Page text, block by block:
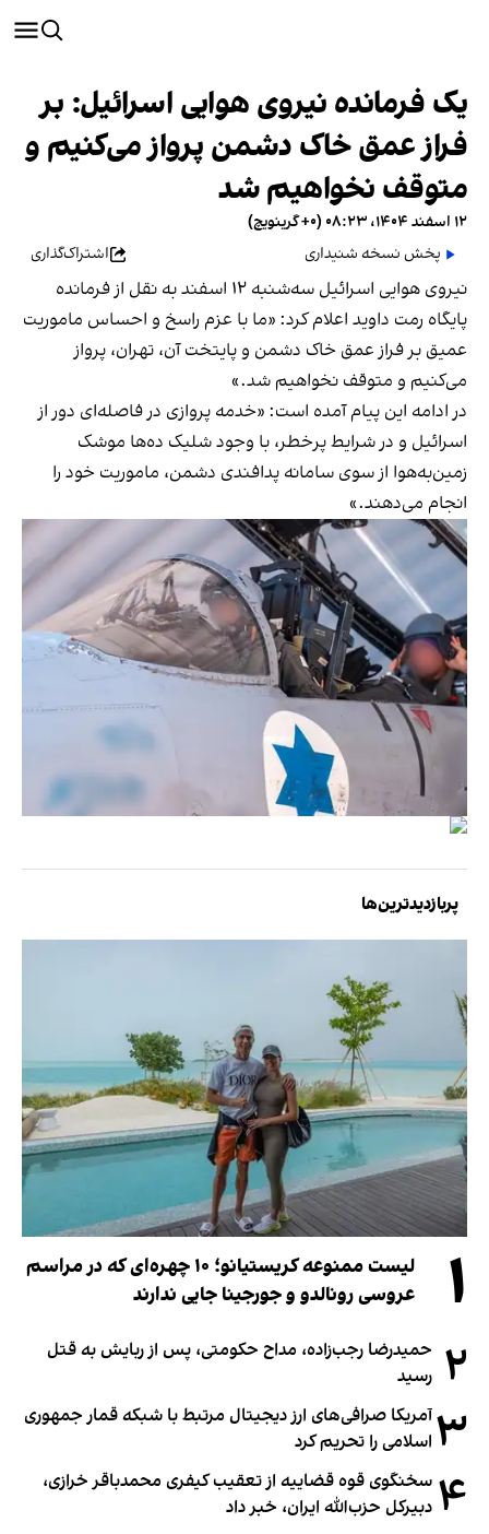
یک فرمانده نیروی هوایی اسرائیل: بر
فراز عمق خاک دشمن پرواز می‌کنیم و
متوقف نخواهیم شد
۱۲ اسفند ۱۴۰۴، ۰۸:۲۳ (‎+۰ گرینویچ)
پخش نسخه شنیداری
اشتراک‌گذاری
نیروی هوایی اسرائیل سه‌شنبه ۱۲ اسفند به نقل از فرمانده
پایگاه رمت داوید اعلام کرد: «ما با عزم راسخ و احساس ماموریت
عمیق بر فراز عمق خاک دشمن و پایتخت آن، تهران، پرواز
می‌کنیم و متوقف نخواهیم شد.»
در ادامه این پیام آمده است: «خدمه پروازی در فاصله‌ای دور از
اسرائیل و در شرایط پرخطر، با وجود شلیک ده‌ها موشک
زمین‌به‌هوا از سوی سامانه پدافندی دشمن، ماموریت خود را
انجام می‌دهند.»
پربازدیدترین‌ها
۱
لیست ممنوعه کریستیانو؛ ۱۰ چهره‌ای که در مراسم
عروسی رونالدو و جورجینا جایی ندارند
۲ حمیدرضا رجب‌زاده، مداح حکومتی، پس از ربایش به قتل
رسید
۳آمریکا صرافی‌های ارز دیجیتال مرتبط با شبکه قمار جمهوری
اسلامی را تحریم کرد
۴ سخنگوی قوه قضاییه از تعقیب کیفری محمدباقر خرازی،
دبیر‌کل حزب‌الله ایران، خبر داد